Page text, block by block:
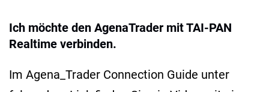
Ich möchte den AgenaTrader mit TAI-PAN
Realtime verbinden.
Im Agena_Trader Connection Guide unter